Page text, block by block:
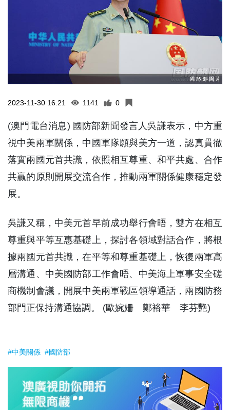
2023-11-30 16:21 1141 0
(澳門電台消息) 國防部新聞發言人吳謙表示，中方重
視中美兩軍關係，中國軍隊願與美方一道，認真貫徹
落實兩國元首共識，依照相互尊重、和平共處、合作
共贏的原則開展交流合作，推動兩軍關係健康穩定發
展。
吳謙又稱，中美元首早前成功舉行會晤，雙方在相互
尊重與平等互惠基礎上，探討各領域對話合作，將根
據兩國元首共識，在平等和尊重基礎上，恢復兩軍高
層溝通、中美國防部工作會晤、中美海上軍事安全磋
商機制會議，開展中美兩軍戰區領導通話，兩國防務
部門正保持溝通協調。 (歐婉姍 鄭裕華 李芬艷)
#中美關係 #國防部